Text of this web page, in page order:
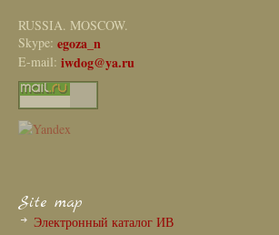
RUSSIA. MOSCOW.
Skype: egoza_n
E-mail: iwdog@ya.ru
Site map
Электронный каталог ИВ